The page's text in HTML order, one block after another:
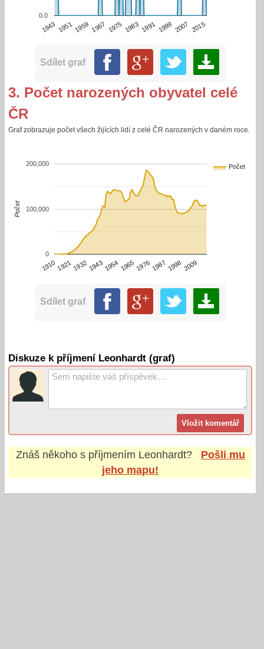
1943 1951 1959 1967 1975 1983 1991 1999 2007 2015
0.0
Sdílet graf
3. Počet narozených obyvatel celé
ČR
Graf zobrazuje počet všech žijících lidí z celé ČR narozených v daném roce.
Počet
1910 1921193219431954 1965 1976 1987 19982009
0
100,000
200,000
Počet
Sdílet graf
Diskuze k příjmení Leonhardt (graf)
Znáš někoho s příjmením Leonhardt?
Pošli mu
jeho mapu!